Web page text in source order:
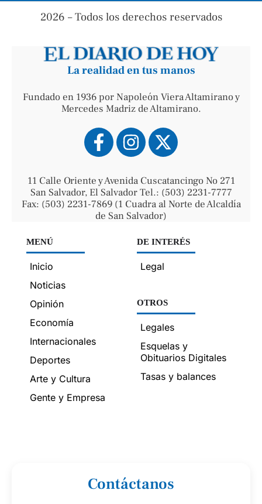
2026 – Todos los derechos reservados
La realidad en tus manos
Fundado en 1936 por Napoleón Viera Altamirano y
Mercedes Madriz de Altamirano.
11 Calle Oriente y Avenida Cuscatancingo No 271
San Salvador, El Salvador Tel.: (503) 2231-7777
Fax: (503) 2231-7869 (1 Cuadra al Norte de Alcaldía
de San Salvador)
MENÚ
Inicio
Noticias
Opinión
Economía
Internacionales
Deportes
Arte y Cultura
Gente y Empresa
DE INTERÉS
Legal
OTROS
Legales
Esquelas y
Obituarios Digitales
Tasas y balances
Contáctanos